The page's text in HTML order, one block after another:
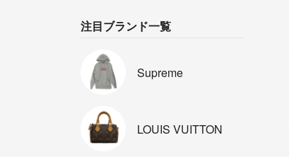
注目ブランド一覧
Supreme
LOUIS VUITTON